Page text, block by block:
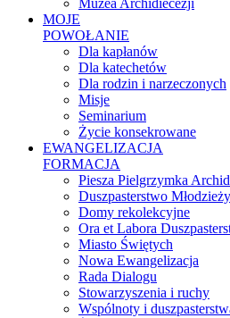
MOJE
POWOŁANIE
Dla kapłanów
Dla katechetów
Dla rodzin i narzeczonych
Misje
Seminarium
Życie konsekrowane
EWANGELIZACJA
FORMACJA
Piesza Pielgrzymka
Duszpasterstwo
Domy rekolekcyjne
Ora et Labora
Miasto Świętych
Nowa Ewangelizacja
Rada Dialogu
Stowarzyszenia i ruchy
Wspólnoty i